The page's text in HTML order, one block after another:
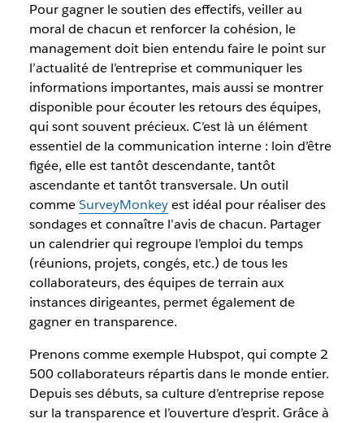
Pour gagner le soutien des effectifs, veiller au
moral de chacun et renforcer la cohésion, le
management doit bien entendu faire le point sur
l’actualité de l’entreprise et communiquer les
informations importantes, mais aussi se montrer
disponible pour écouter les retours des équipes,
qui sont souvent précieux. C’est là un élément
essentiel de la communication interne : loin d’être
figée, elle est tantôt descendante, tantôt
ascendante et tantôt transversale. Un outil
commeSurveyMonkeyest idéal pour réaliser des
sondages et connaître l’avis de chacun. Partager
un calendrier qui regroupe l’emploi du temps
(réunions, projets, congés, etc.) de tous les
collaborateurs, des équipes de terrain aux
instances dirigeantes, permet également de
gagner en transparence.
Prenons comme exemple Hubspot, qui compte 2
500 collaborateurs répartis dans le monde entier.
Depuis ses débuts, sa culture d’entreprise repose
sur la transparence et l’ouverture d’esprit. Grâce à